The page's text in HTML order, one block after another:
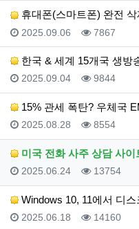
휴대폰(스마트폰) 완전
등록일
2025.09.06 조회
7867
한국 & 세계 15개국 생
등록일
2025.09.04 조회
9844
15% 관세 폭탄? 우체국
등록일
2025.08.28 조회
8554
미국 전화 사주 상담 사이
등록일
2025.06.24 조회
13754
Windows 10, 11에서 디
등록일
2025.06.18 조회
14160